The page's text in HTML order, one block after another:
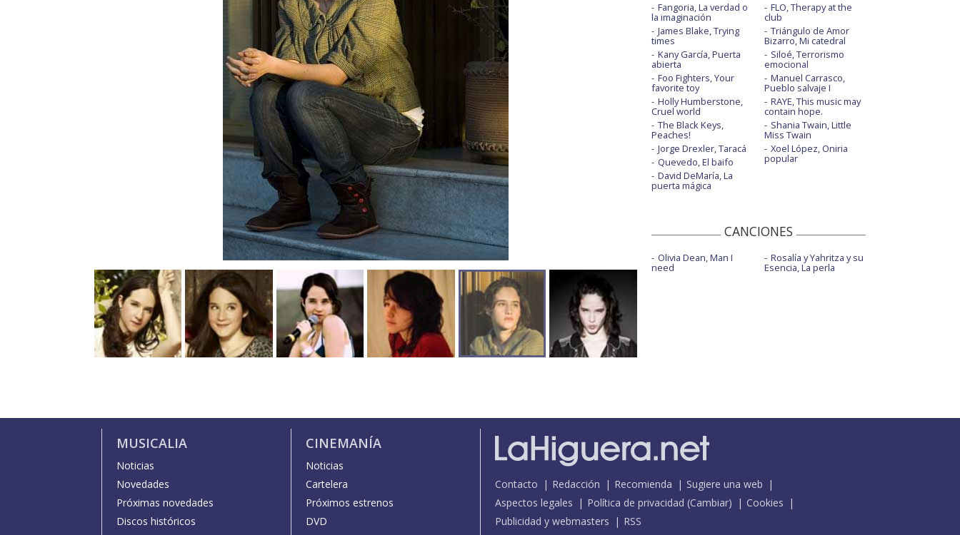
Fangoria, La verdad o
la imaginación
James Blake, Trying
times
Kany García, Puerta
abierta
Foo Fighters, Your
favorite toy
Holly Humberstone,
Cruel world
The Black Keys,
Peaches!
Jorge Drexler, Taracá
Quevedo, El baifo
David DeMaría, La
puerta mágica
FLO, Therapy at the
club
Triángulo de Amor
Bizarro, Mi catedral
Siloé, Terrorismo
emocional
Manuel Carrasco,
Pueblo salvaje I
RAYE, This music may
contain hope.
Shania Twain, Little
Miss Twain
Xoel López, Oniria
popular
CANCIONES
Olivia Dean, Man I
need
Rosalía y Yahritza y su
Esencia, La perla
MUSICALIA
Noticias
Novedades
Próximas novedades
Discos históricos
CINEMANÍA
Noticias
Cartelera
Próximos estrenos
DVD
Contacto Redacción Recomienda
Sugiere una web
Aspectos legales
Política de privacidad (Cambiar)
Cookies
Publicidad y webmasters
RSS